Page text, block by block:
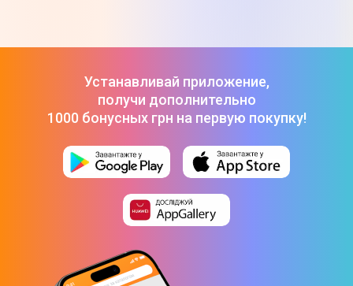
Устанавливай приложение,
получи дополнительно
1000 бонусных грн на первую покупку!